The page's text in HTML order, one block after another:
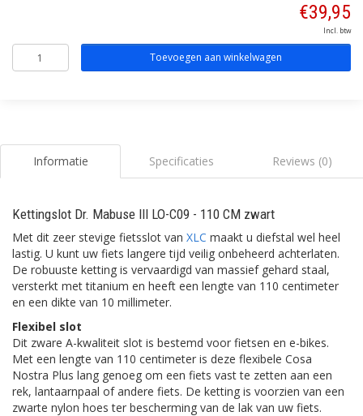
€39,95
Incl. btw
Toevoegen aan winkelwagen
Informatie Specificaties Reviews (0)
Kettingslot Dr. Mabuse III LO-C09 - 110 CM zwart
Met dit zeer stevige fietsslot van XLC maakt u diefstal wel heel
lastig. U kunt uw fiets langere tijd veilig onbeheerd achterlaten.
De robuuste ketting is vervaardigd van massief gehard staal,
versterkt met titanium en heeft een lengte van 110 centimeter
en een dikte van 10 millimeter.
Flexibel slot
Dit zware A-kwaliteit slot is bestemd voor fietsen en e-bikes.
Met een lengte van 110 centimeter is deze flexibele Cosa
Nostra Plus lang genoeg om een fiets vast te zetten aan een
rek, lantaarnpaal of andere fiets. De ketting is voorzien van een
zwarte nylon hoes ter bescherming van de lak van uw fiets.